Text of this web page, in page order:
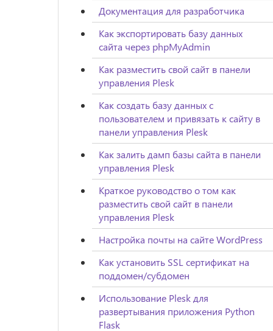
Документация для разработчика
Как экспортировать базу данных
сайта через phpMyAdmin
Как разместить свой сайт в панели
управления Plesk
Как создать базу данных с
пользователем и привязать к сайту в
панели управления Plesk
Как залить дамп базы сайта в панели
управления Plesk
Краткое руководство о том как
разместить свой сайт в панели
управления Plesk
Настройка почты на сайте WordPress
Как установить SSL сертификат на
поддомен/субдомен
Использование Plesk для
развертывания приложения Python
Flask